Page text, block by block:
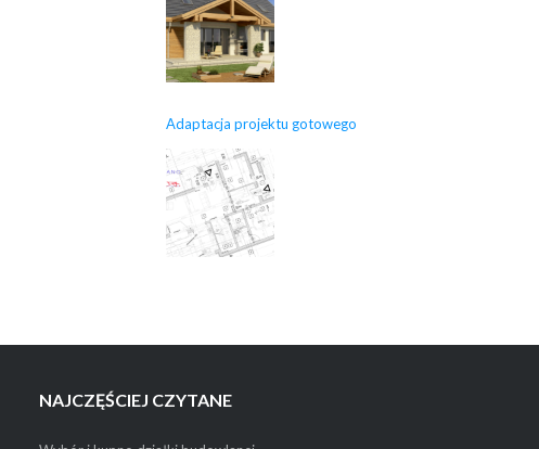
Adaptacja projektu gotowego
NAJCZĘŚCIEJ CZYTANE